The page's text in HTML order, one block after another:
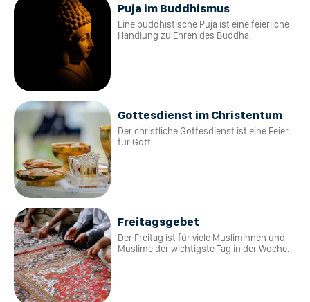
Puja im Buddhismus
Eine buddhistische Puja ist eine feierliche
Handlung zu Ehren des Buddha.
Gottesdienst im Christentum
Der christliche Gottesdienst ist eine Feier
für Gott.
Freitagsgebet
Der Freitag ist für viele Musliminnen und
Muslime der wichtigste Tag in der Woche.